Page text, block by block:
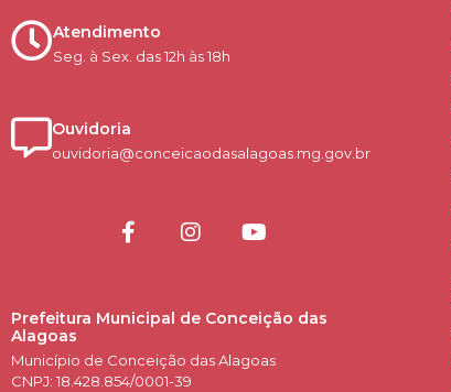
Atendimento
Seg. à Sex. das 12h às 18h
Ouvidoria
ouvidoria@conceicaodasalagoas.mg.gov.br
Prefeitura Municipal de Conceição das
Alagoas
Município de Conceição das Alagoas
CNPJ: 18.428.854/0001-39